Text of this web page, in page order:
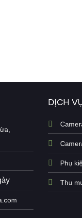
DỊCH
Phụ
Thu